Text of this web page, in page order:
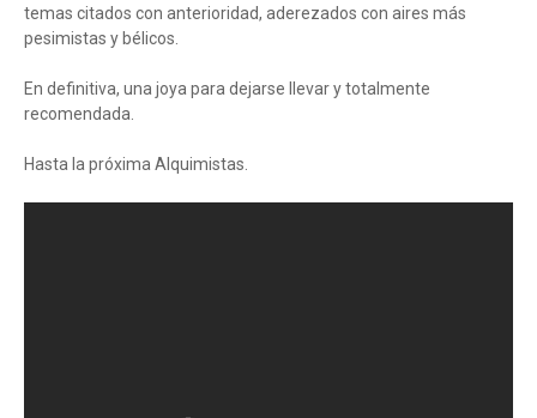
temas citados con anterioridad, aderezados con aires más
pesimistas y bélicos.
En definitiva, una joya para dejarse llevar y totalmente
recomendada.
Hasta la próxima Alquimistas.